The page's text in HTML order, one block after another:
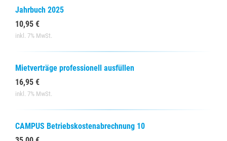
Jahrbuch 2025
10,95 €
inkl. 7% MwSt.
Mietverträge professionell ausfüllen
16,95 €
inkl. 7% MwSt.
CAMPUS Betriebskostenabrechnung 10